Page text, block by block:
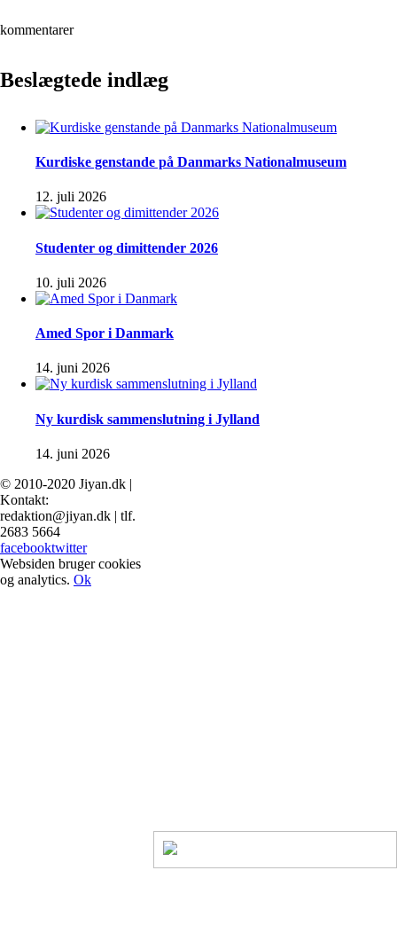
kommentarer
Beslægtede indlæg
Kurdiske genstande på Danmarks Nationalmuseum
12. juli 2026
Studenter og dimittender 2026
10. juli 2026
Amed Spor i Danmark
14. juni 2026
Ny kurdisk sammenslutning i Jylland
14. juni 2026
© 2010-2020 Jiyan.dk |
Kontakt:
redaktion@jiyan.dk | tlf.
2683 5664
facebooktwitter
Websiden bruger cookies
og analytics. Ok